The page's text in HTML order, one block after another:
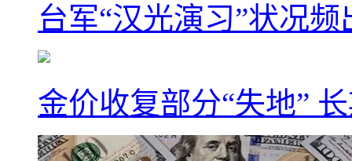
台军“汉光演习”状况
金价收复部分“失地”